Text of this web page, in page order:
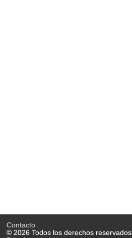
Contacto
© 2026 Todos los derechos reservados